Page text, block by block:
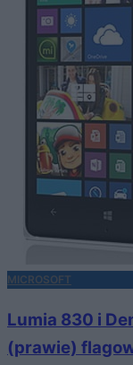
MICROSOFT
Lumia 830 i
(prawie)